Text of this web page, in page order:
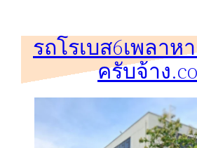
รถโรเบส6เพลาห
ครับจ้าง